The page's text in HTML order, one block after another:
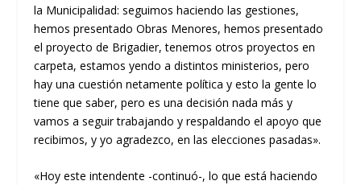
la Municipalidad: seguimos haciendo las gestiones,
hemos presentado Obras Menores, hemos presentado
el proyecto de Brigadier, tenemos otros proyectos en
carpeta, estamos yendo a distintos ministerios, pero
hay una cuestión netamente política y esto la gente lo
tiene que saber, pero es una decisión nada más y
vamos a seguir trabajando y respaldando el apoyo que
recibimos, y yo agradezco, en las elecciones pasadas».
«Hoy este intendente -continuó-, lo que está haciendo